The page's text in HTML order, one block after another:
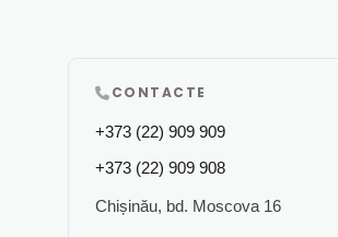
CONTACTE
+373 (22) 909 909
+373 (22) 909 908
Chișinău, bd. Moscova 16